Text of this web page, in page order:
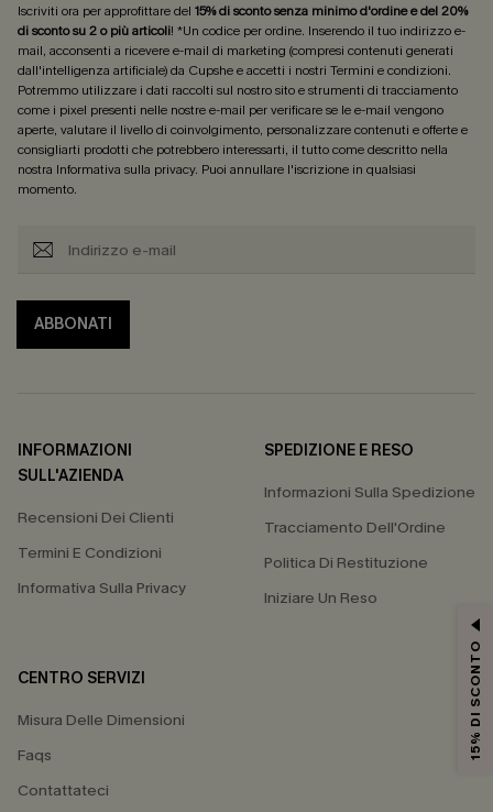
Iscriviti ora per approfittare del 15% di sconto senza minimo d'ordine e del 20%
di sconto su 2 o più articoli! *Un codice per ordine. Inserendo il tuo indirizzo e-
mail, acconsenti a ricevere e-mail di marketing (compresi contenuti generati
dall'intelligenza artificiale) da Cupshe e accetti i nostri Termini e condizioni.
Potremmo utilizzare i dati raccolti sul nostro sito e strumenti di tracciamento
come i pixel presenti nelle nostre e-mail per verificare se le e-mail vengono
aperte, valutare il livello di coinvolgimento, personalizzare contenuti e offerte e
consigliarti prodotti che potrebbero interessarti, il tutto come descritto nella
nostra Informativa sulla privacy. Puoi annullare l'iscrizione in qualsiasi
momento.
ABBONATI
INFORMAZIONI
SULL'AZIENDA
Recensioni Dei Clienti
Termini E Condizioni
Informativa Sulla Privacy
SPEDIZIONE E RESO
Informazioni Sulla Spedizione
Tracciamento Dell'Ordine
Politica Di Restituzione
Iniziare Un Reso
CENTRO SERVIZI
Misura Delle Dimensioni
Faqs
Contattateci
15% DI SCONTO